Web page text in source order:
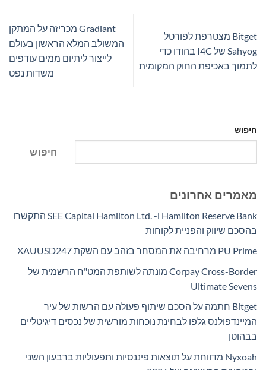
Bitget מצטרפת לפורטל
Sahyog של I4C בהודו כדי
לתמוך באכיפת החוק המקומית
Gradiant מכריזה על המתקן
המשולב המלא הראשון בעולם
לייצור ליתיום ממים עודפים
משדות נפט
חיפוש
חיפוש
מאמרים אחרונים
Hamilton Reserve Bank ו- SEE Capital Hamilton Ltd.‎ התקשרו
בהסכם שיווק והפניית לקוחות
PU Prime מרחיבה את המסחר בזהב עם השקת XAUUSD247
Corpay Cross-Border מונתה לשותפת המט"ח הרשמית של
Ultimate Sevens
Bitget חתמה על הסכם שיתוף פעולה עם הרשות של עיר
המיינדפולנס גלפו לבחינת נוכחות מורשית של נכסים דיגיטליים
בבהוטן
Nyxoah מדווחת על תוצאות פיננסיות ותפעוליות ברבעון השני